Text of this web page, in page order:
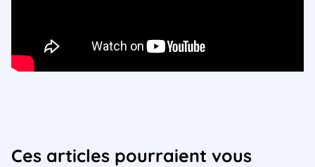
Ces articles pourraient vous